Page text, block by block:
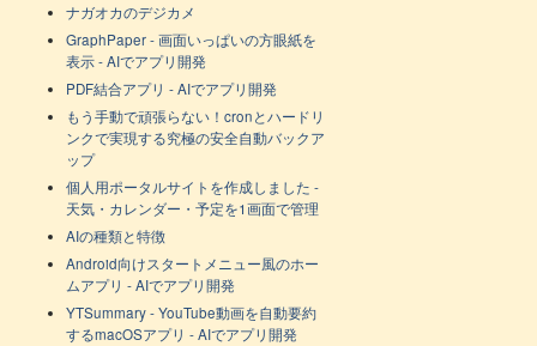
ナガオカのデジカメ
GraphPaper - 画面いっぱいの方眼紙を
表示 - AIでアプリ開発
PDF結合アプリ - AIでアプリ開発
もう手動で頑張らない！cronとハードリ
ンクで実現する究極の安全自動バックア
ップ
個人用ポータルサイトを作成しました -
天気・カレンダー・予定を1画面で管理
AIの種類と特徴
Android向けスタートメニュー風のホー
ムアプリ - AIでアプリ開発
YTSummary - YouTube動画を自動要約
するmacOSアプリ - AIでアプリ開発